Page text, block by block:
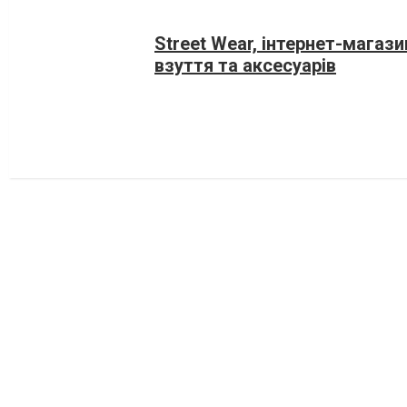
Street Wear, інтернет-
взуття та аксесуарів